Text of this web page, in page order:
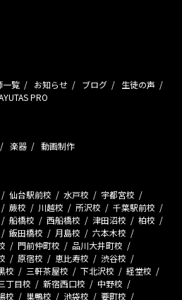
一覧 お知らせ ブログ
生徒の声
PRO
楽器 動画制作
仙台駅前校 水戸校
宇都宮校
蕨校 川越校 所沢校
千葉駅前校
船橋校 西船橋校 津田沼校
柏校
飯田橋校 月島校
六本木校
門前仲町校
品川大井町校
原宿校 恵比寿校
渋谷校
校 三軒茶屋校 下北沢校
経堂校
丁目校 新宿西口校
中野校
校 巣鴨校 池袋校
要町校